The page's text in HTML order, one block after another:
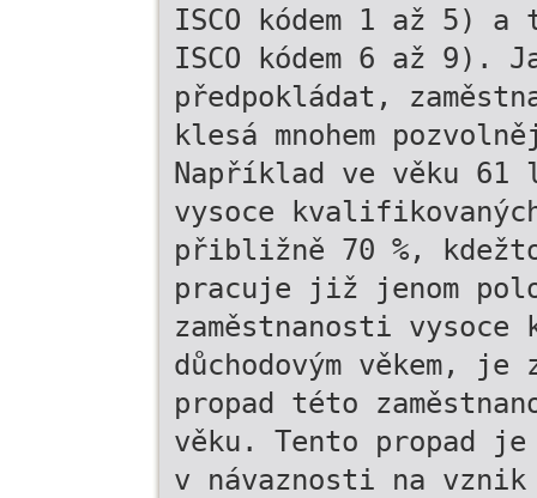
ISCO kódem 1 až
ISCO kódem 6 až 9).
předpokládat,
klesá mnohem
Například ve věku
vysoce
přibližně 70 %,
pracuje již jenom
zaměstnanosti
důchodovým věkem,
propad této
věku. Tento propad je
v návaznosti na